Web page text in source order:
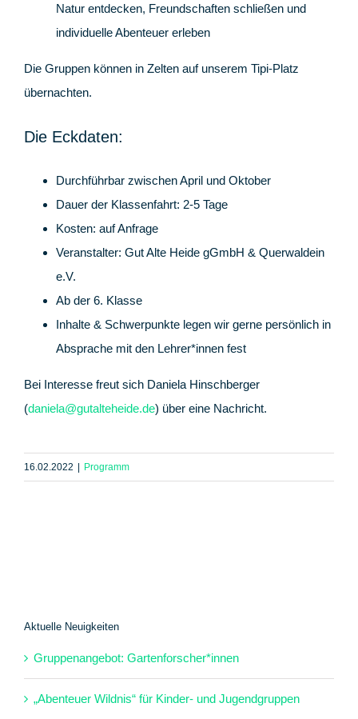
Natur entdecken, Freundschaften schließen und
individuelle Abenteuer erleben
Die Gruppen können in Zelten auf unserem Tipi-Platz
übernachten.
Die Eckdaten:
Durchführbar zwischen April und Oktober
Dauer der Klassenfahrt: 2-5 Tage
Kosten: auf Anfrage
Veranstalter: Gut Alte Heide gGmbH & Querwaldein
e.V.
Ab der 6. Klasse
Inhalte & Schwerpunkte legen wir gerne persönlich in
Absprache mit den Lehrer*innen fest
Bei Interesse freut sich Daniela Hinschberger
(daniela@gutalteheide.de) über eine Nachricht.
16.02.2022 | Programm
Aktuelle Neuigkeiten
Gruppenangebot: Gartenforscher*innen
„Abenteuer Wildnis“ für Kinder- und Jugendgruppen